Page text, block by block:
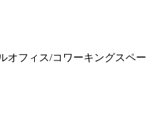
オフィス/コワーキングスペー